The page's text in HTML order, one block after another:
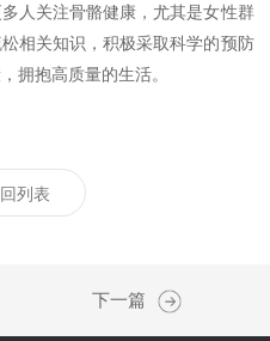
人关注骨骼健康，尤其是女性群
相关知识，积极采取科学的预防
拥抱高质量的生活。
列表
下一篇